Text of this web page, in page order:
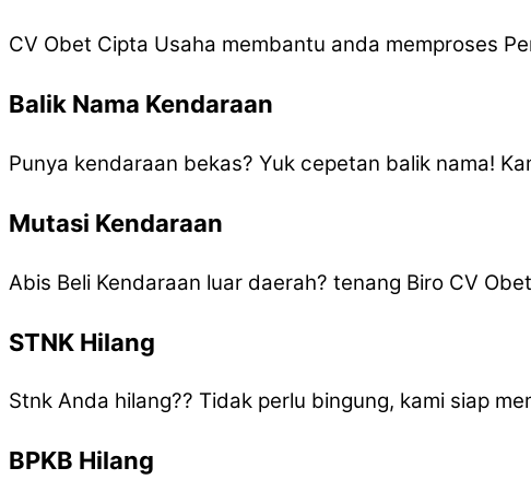
CV Obet Cipta Usaha membantu anda memproses
Balik Nama Kendaraan
Punya kendaraan bekas? Yuk cepetan balik nama!
Mutasi Kendaraan
Abis Beli Kendaraan luar daerah? tenang Biro CV
STNK Hilang
Stnk Anda hilang?? Tidak perlu bingung, kami siap
BPKB Hilang